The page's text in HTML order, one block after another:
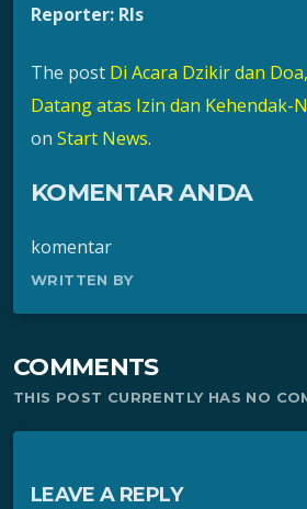
Reporter: Rls
The post Di Acara Dzikir dan
Datang atas Izin dan Kehendak-
on Start News.
KOMENTAR ANDA
komentar
WRITTEN BY
COMMENTS
THIS POST CURRENTLY HAS NO
LEAVE A REPLY